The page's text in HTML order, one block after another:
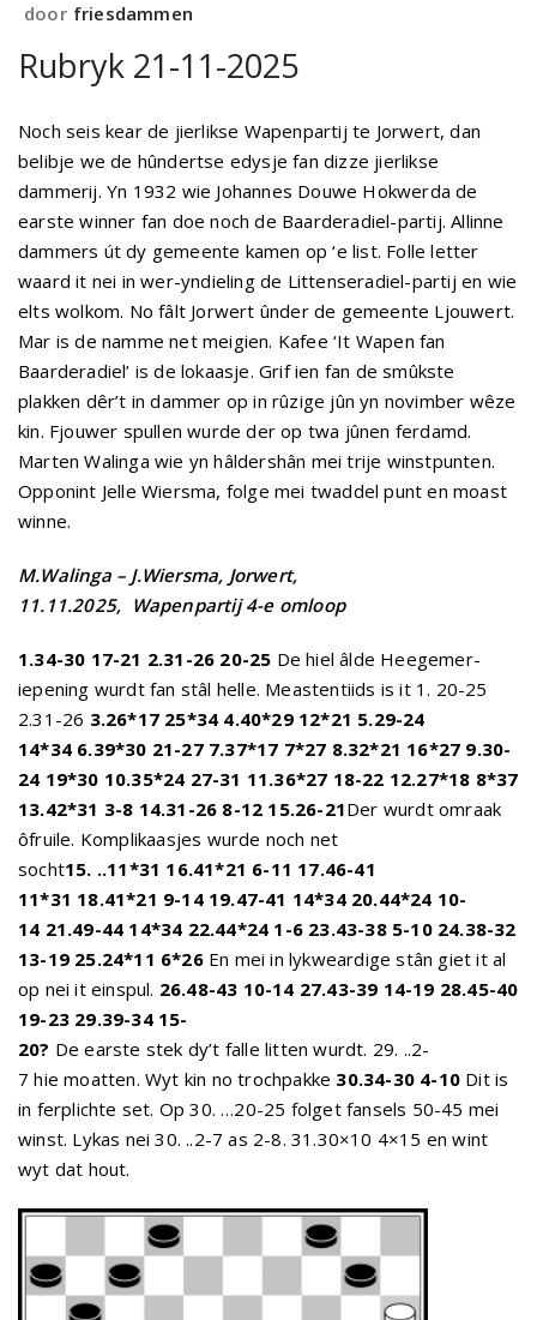
door friesdammen
Rubryk 21-11-2025
Noch seis kear de jierlikse Wapenpartij te Jorwert, dan
belibje we de hûndertse edysje fan dizze jierlikse
dammerij. Yn 1932 wie Johannes Douwe Hokwerda de
earste winner fan doe noch de Baarderadiel-partij. Allinne
dammers út dy gemeente kamen op ‘e list. Folle letter
waard it nei in wer-yndieling de Littenseradiel-partij en wie
elts wolkom. No fâlt Jorwert ûnder de gemeente Ljouwert.
Mar is de namme net meigien. Kafee ‘It Wapen fan
Baarderadiel’ is de lokaasje. Grif ien fan de smûkste
plakken dêr’t in dammer op in rûzige jûn yn novimber wêze
kin. Fjouwer spullen wurde der op twa jûnen ferdamd.
Marten Walinga wie yn hâldershân mei trije winstpunten.
Opponint Jelle Wiersma, folge mei twaddel punt en moast
winne.
M.Walinga – J.Wiersma, Jorwert,
11.11.2025, Wapenpartij 4-e omloop
1.34-30 17-21 2.31-26 20-25 De hiel âlde Heegemer-
iepening wurdt fan stâl helle. Meastentiids is it 1. 20-25
2.31-26 3.26*17 25*34 4.40*29 12*21 5.29-24
14*34 6.39*30 21-27 7.37*17 7*27 8.32*21 16*27 9.30-
24 19*30 10.35*24 27-31 11.36*27 18-22 12.27*18 8*37
13.42*31 3-8 14.31-26 8-12 15.26-21Der wurdt omraak
ôfruile. Komplikaasjes wurde noch net
socht15. ..11*31 16.41*21 6-11 17.46-41
11*31 18.41*21 9-14 19.47-41 14*34 20.44*24 10-
14 21.49-44 14*34 22.44*24 1-6 23.43-38 5-10 24.38-32
13-19 25.24*11 6*26En mei in lykweardige stân giet it al
op nei it einspul. 26.48-43 10-14 27.43-39 14-19 28.45-40
19-23 29.39-34 15-
20? De earste stek dy’t falle litten wurdt. 29. ..2-
7 hie moatten. Wyt kin no trochpakke 30.34-30 4-10 Dit is
in ferplichte set. Op 30. …20-25 folget fansels 50-45 mei
winst. Lykas nei 30. ..2-7 as 2-8. 31.30×10 4×15 en wint
wyt dat hout.